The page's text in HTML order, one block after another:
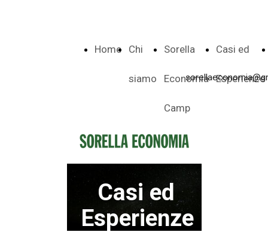
Home Chi
siamo
Sorella
Economia
Camp
Casi ed
Esperienze
Casi ed
Esperienze